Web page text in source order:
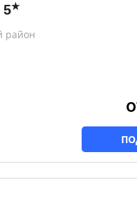
5★
район